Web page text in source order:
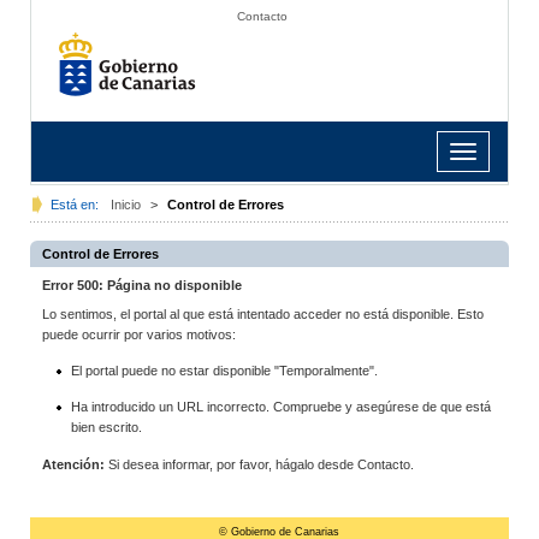
Contacto
Toggle
navigation
Está en: Inicio > Control de Errores
Control de Errores
Error 500: Página no disponible
Lo sentimos, el portal al que está intentado acceder no está disponible. Esto
puede ocurrir por varios motivos:
El portal puede no estar disponible "Temporalmente".
Ha introducido un URL incorrecto. Compruebe y asegúrese de que está
bien escrito.
Atención: Si desea informar, por favor, hágalo desde Contacto.
© Gobierno de Canarias